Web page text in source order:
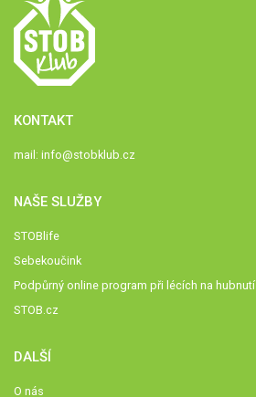
KONTAKT
mail: info@stobklub.cz
NAŠE SLUŽBY
STOBlife
Sebekoučink
Podpůrný online program při lécích na hubnutí
STOB.cz
DALŠÍ
O nás